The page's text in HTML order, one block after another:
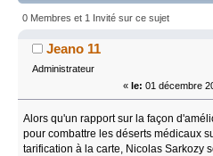
voie de disparition !!! (Lu
0 Membres et 1 Invité sur ce sujet
Jeano 11
Administrateur
« le: 01 décembre
Alors qu'un rapport sur la façon
pour combattre les déserts médicaux
tarification à la carte, Nicolas Sarkozy